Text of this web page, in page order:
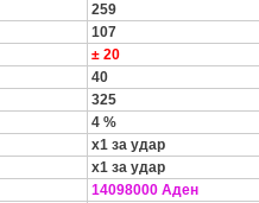
259
107
± 20
40
325
4 %
x1 за удар
x1 за удар
14098000 Аден